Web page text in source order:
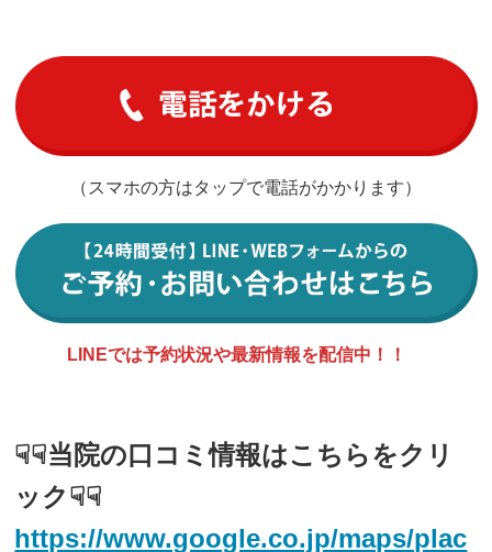
（スマホの方はタップで電話がかかります）
LINEでは予約状況や最新情報を配信中！！
☟☟当院の口コミ情報はこちらをクリ
ック☟☟
https://www.google.co.jp/maps/plac